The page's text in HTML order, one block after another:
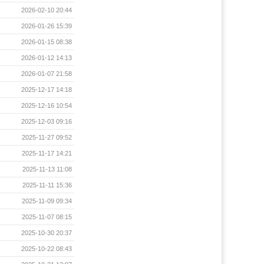
2026-02-10 20:44
2026-01-26 15:39
2026-01-15 08:38
2026-01-12 14:13
2026-01-07 21:58
2025-12-17 14:18
2025-12-16 10:54
2025-12-03 09:16
2025-11-27 09:52
2025-11-17 14:21
2025-11-13 11:08
2025-11-11 15:36
2025-11-09 09:34
2025-11-07 08:15
2025-10-30 20:37
2025-10-22 08:43